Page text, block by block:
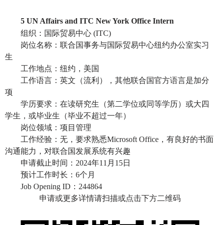
5 UN Affairs and ITC New York Office Intern
组织：国际贸易中心 (ITC)
岗位名称：联合国事务与国际贸易中心纽约办公室实习
生
工作地点：纽约，美国
工作语言：英文（流利），其他联合国官方语言是加分
项
学历要求：在读研究生（第二学位或同等学历）或大四
学生，或毕业生（毕业不超过一年）
岗位领域：项目管理
工作经验：无，要求熟悉Microsoft Office，有良好的书面
沟通能力，对联合国发展系统有兴趣
申请截止时间： 2024年11月15日
预计工作时长： 6个月
Job Opening ID：244864
申请或更多详情请扫描或点击下方二维码